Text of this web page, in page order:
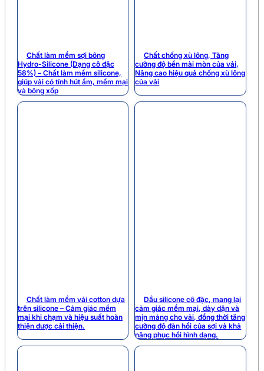
Chất làm mềm sợi bông
Hydro-Silicone (Dạng cô đặc
58%) – Chất làm mềm silicone,
giúp vải có tính hút ẩm, mềm mại
và bông xốp
Chất chống xù lông, Tăng
cường độ bền mài mòn của vải,
Nâng cao hiệu quả chống xù lông
của vải
Chất làm mềm vải cotton dựa
trên silicone – Cảm giác mềm
mại khi chạm và hiệu suất hoàn
thiện được cải thiện.
Dầu silicone cô đặc, mang lại
cảm giác mềm mại, dày dặn và
mịn màng cho vải, đồng thời tăng
cường độ đàn hồi của sợi và khả
năng phục hồi hình dạng.